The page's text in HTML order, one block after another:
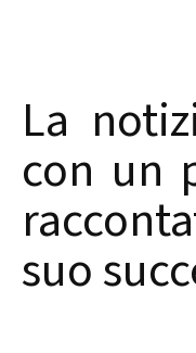
La
con un
suo